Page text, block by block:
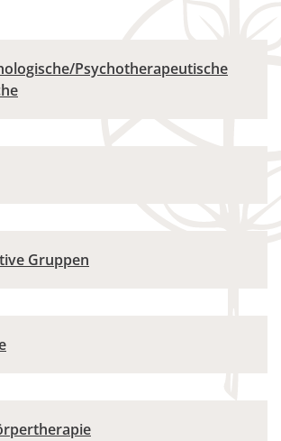
Psychotherapeutische
Gruppen